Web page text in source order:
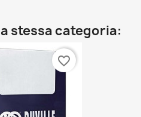
stessa categoria:
favorite_border